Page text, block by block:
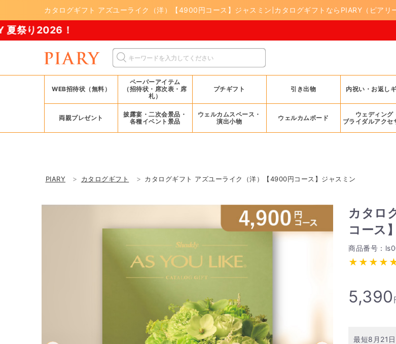
カタログギフト アズユーライク（洋）【4900円コース】ジャスミン|カタログギフトならPIARY（ピアリー
WEB招待状（無料）
ペーパーアイテム
（招待状・席次表・席
札）
プチギフト 引き出物 内祝い・お返し
両親プレゼント
披露宴・二次会景品・
各種イベント景品
ウェルカムスペース・
演出小物
ウェルカムボード
ウェディング
ブライダルアクセ
PIARY カタログギフト カタログギフト アズユーライク（洋）【4900円コース】ジャスミン
カタロ
コース
商品番号：
5,390
最短8月21